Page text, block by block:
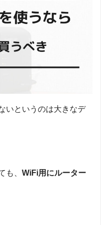
いというのは大きなデ
も、 WiFi用にルーター